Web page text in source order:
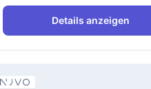
Details anzeigen